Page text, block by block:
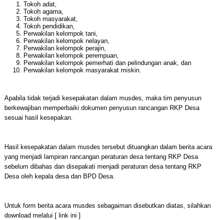
Tokoh adat,
Tokoh agama,
Tokoh masyarakat,
Tokoh pendidikan,
Perwakilan kelompok tani,
Perwakilan kelompok nelayan,
Perwakilan kelompok perajin,
Perwakilan kelompok perempuan,
Perwakilan kelompok pemerhati dan pelindungan anak, dan
Perwakilan kelompok masyarakat miskin.
Apabila tidak terjadi kesepakatan dalam musdes, maka tim penyusun
berkewajiban memperbaiki dokumen penyusun rancangan RKP Desa
sesuai hasil kesepakan.
Hasil kesepakatan dalam musdes tersebut dituangkan dalam berita acara
yang menjadi lampiran rancangan peraturan desa tentang RKP Desa
sebelum dibahas dan disepakati menjadi peraturan desa tentang RKP
Desa oleh kepala desa dan BPD Desa.
Untuk form berita acara musdes sebagaiman disebutkan diatas, silahkan
download melalui [ link ini ]